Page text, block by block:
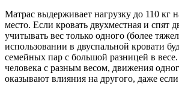
Матрас выдерживает нагрузку до 110 кг
место. Если кровать двухместная и спят
учитывать вес только одного (более
использовании в двуспальной кровати
семейных пар с большой разницей в
человека с разным весом, движения
оказывают влияния на другого, даже